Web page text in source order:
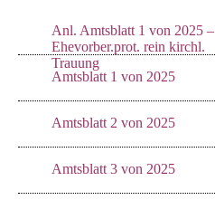
Anl. Amtsblatt 1 von 2025 –
Ehevorber.prot. rein kirchl.
Trauung
Amtsblatt 1 von 2025
Amtsblatt 2 von 2025
Amtsblatt 3 von 2025